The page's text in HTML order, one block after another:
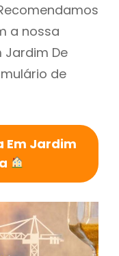
a nossa
Jardim De
de
Em Jardim